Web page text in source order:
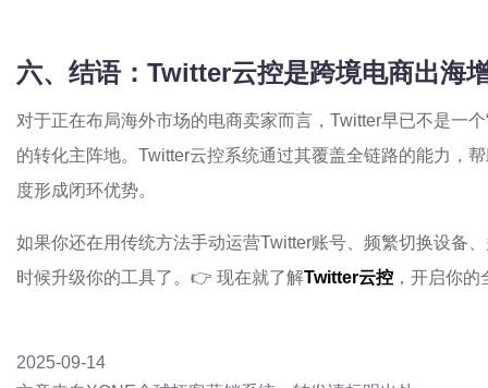
六、结语：Twitter云控是跨境电商出海
对于正在布局海外市场的电商卖家而言，Twitter早已不是一
的转化主阵地。Twitter云控系统通过其覆盖全链路的能力，
度形成闭环优势。
如果你还在用传统方法手动运营Twitter账号、频繁切换设备
时候升级你的工具了。👉 现在就了解Twitter云控 ，开启你
2025-09-14